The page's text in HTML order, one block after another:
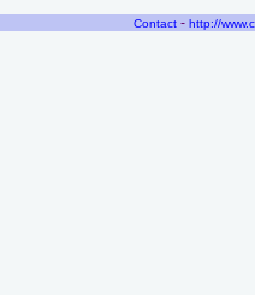
Contact - http://